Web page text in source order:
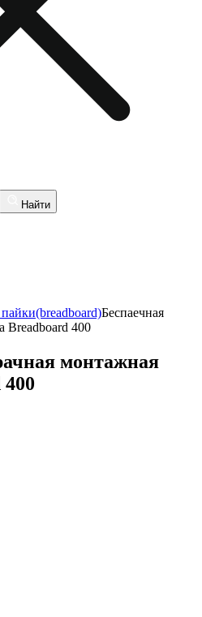
Найти
пайки(breadboard)Беспаечная
Breadboard 400
монтажная